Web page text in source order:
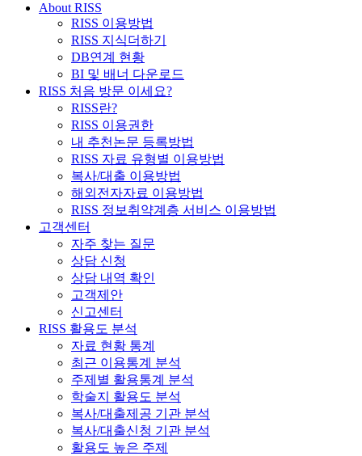
About RISS
RISS 이용방법
RISS 지식더하기
DB연계 현황
BI 및 배너 다운로드
RISS 처음 방문 이세요?
RISS란?
RISS 이용권한
내 추천논문 등록방법
RISS 자료 유형별 이용방법
복사/대출 이용방법
해외전자자료 이용방법
RISS 정보취약계층 서비스 이용방법
고객센터
자주 찾는 질문
상담 신청
상담 내역 확인
고객제안
신고센터
RISS 활용도 분석
자료 현황 통계
최근 이용통계 분석
주제별 활용통계 분석
학술지 활용도 분석
복사/대출제공 기관 분석
복사/대출신청 기관 분석
활용도 높은 주제